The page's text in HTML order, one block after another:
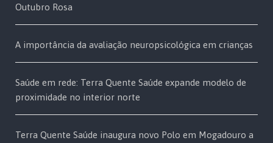
Outubro Rosa
A importância da avaliação neuropsicológica em crianças
Saúde em rede: Terra Quente Saúde expande modelo de
proximidade no interior norte
Terra Quente Saúde inaugura novo Polo em Mogadouro a